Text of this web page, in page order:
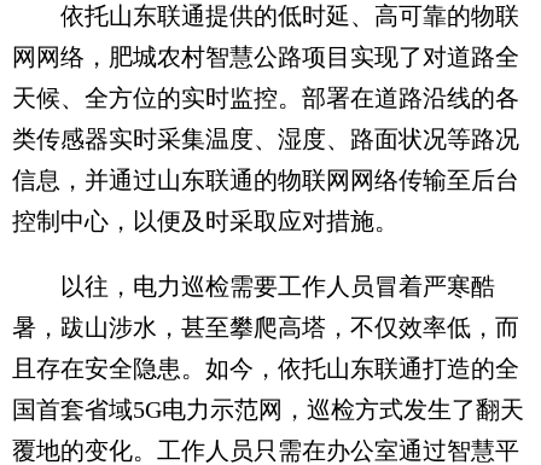
依托山东联通提供的低时延、高可靠的物联
网网络，肥城农村智慧公路项目实现了对道路全
天候、全方位的实时监控。部署在道路沿线的各
类传感器实时采集温度、湿度、路面状况等路况
信息，并通过山东联通的物联网网络传输至后台
控制中心，以便及时采取应对措施。
以往，电力巡检需要工作人员冒着严寒酷
暑，跋山涉水，甚至攀爬高塔，不仅效率低，而
且存在安全隐患。如今，依托山东联通打造的全
国首套省域5G电力示范网，巡检方式发生了翻天
覆地的变化。工作人员只需在办公室通过智慧平